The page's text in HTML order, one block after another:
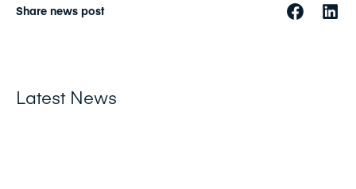
Share news post
Latest News